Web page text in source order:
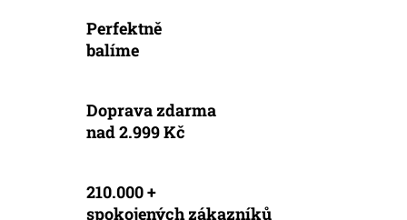
Perfektně
balíme
Doprava zdarma
nad 2.999 Kč
210.000 +
spokojených zákazníků